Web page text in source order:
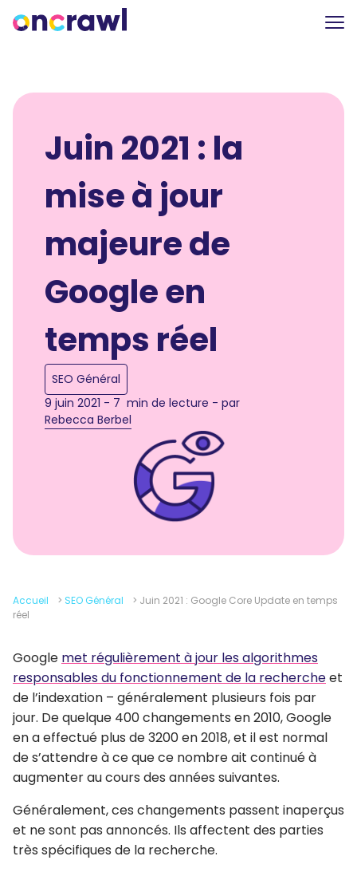
Juin 2021 : la
mise à jour
majeure de
Google en
temps réel
SEO Général
9 juin 2021 - 7 min de lecture - par
Rebecca Berbel
Accueil > SEO Général > Juin 2021 : Google Core Update en temps
réel
Google met régulièrement à jour les algorithmes
responsables du fonctionnement de la rechercheet
de l’indexation – généralement plusieurs fois par
jour. De quelque 400 changements en 2010, Google
en a effectué plus de 3200 en 2018, et il est normal
de s’attendre à ce que ce nombre ait continué à
augmenter au cours des années suivantes.
Généralement, ces changements passent inaperçus
et ne sont pas annoncés. Ils affectent des parties
très spécifiques de la recherche.